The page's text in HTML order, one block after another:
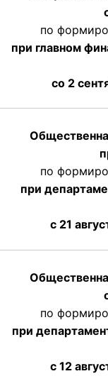
по
при главном
со 2
по
при
с 21
по
при
с 12